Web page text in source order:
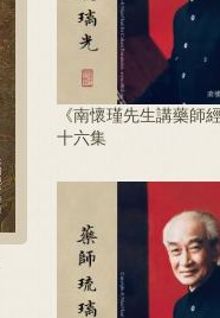
《南懷瑾先生講藥師
十六集